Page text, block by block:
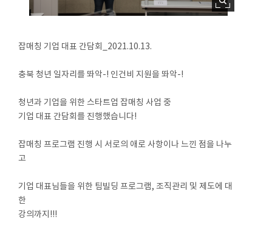
잡매칭 기업 대표 간담회_2021.10.13.
충북 청년 일자리를 똬악-! 인건비 지원을 똬악-!
청년과 기업을 위한 스타트업 잡매칭 사업 중
기업 대표 간담회를 진행했습니다!
잡매칭 프로그램 진행 시 서로의 애로 사항이나 느낀 점을 나누
고
기업 대표님들을 위한 팀빌딩 프로그램, 조직관리 및 제도에 대
한
강의까지!!!